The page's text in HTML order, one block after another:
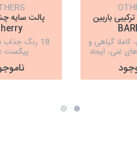
باربین
کاملا گیاهی و
غنی، ایجاد
و طبیعی
پالت سایه
18 رنگ
پیگمنت